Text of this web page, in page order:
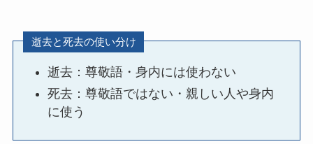
電報活用術
電報コラム
お客様の声
逝去と死去の使い分け
逝去：尊敬語・身内には使わない
死去：尊敬語ではない・親しい人や身内
に使う